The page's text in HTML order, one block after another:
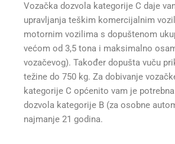
Vozačka dozvola kategorije C daje
upravljanja teškim komercijalnim
motornim vozilima s dopuštenom
većom od 3,5 tona i maksimalno
vozačevog). Također dopušta vuču
težine do 750 kg. Za dobivanje
kategorije C općenito vam je
dozvola kategorije B (za osobne
najmanje 21 godina.